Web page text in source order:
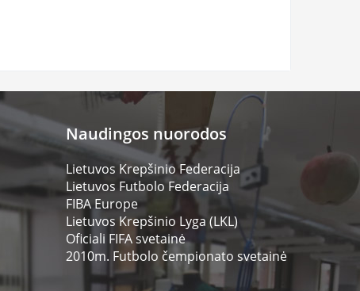
Naudingos nuorodos
Lietuvos Krepšinio Federacija
Lietuvos Futbolo Federacija
FIBA Europe
Lietuvos Krepšinio Lyga (LKL)
Oficiali FIFA svetainė
2010m. Futbolo čempionato svetainė